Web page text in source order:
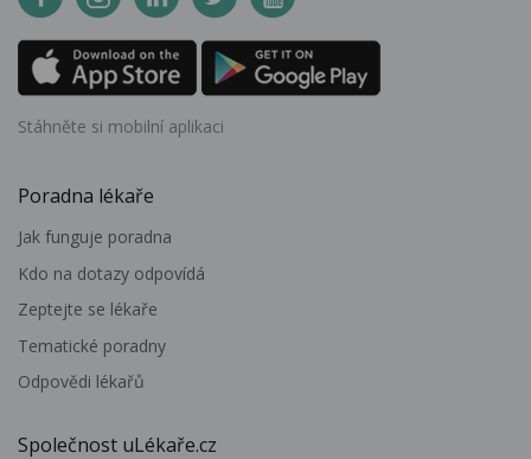
Stáhněte si mobilní aplikaci
Poradna lékaře
Jak funguje poradna
Kdo na dotazy odpovídá
Zeptejte se lékaře
Tematické poradny
Odpovědi lékařů
Společnost uLékaře.cz